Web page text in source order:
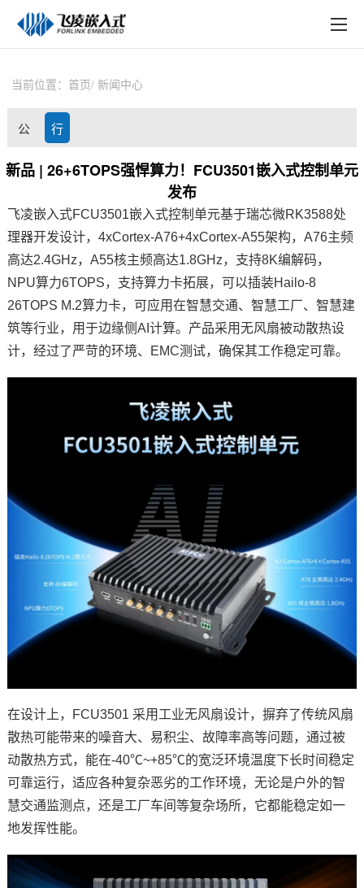
技术与支持
在线文档
方案定制
关于飞凌
天猫商城
淘宝商城
新闻中心
在线购买
当前位置： 首页 新闻中心
公
司
态
行
业
讯
新品 | 26+6TOPS强悍算力！FCU3501嵌入式控制单元
发布
飞凌嵌入式FCU3501嵌入式控制单元基于瑞芯微RK3588处
理器开发设计，4xCortex-A76+4xCortex-A55架构，A76主频
高达2.4GHz，A55核主频高达1.8GHz，支持8K编解码，
NPU算力6TOPS，支持算力卡拓展，可以插装Hailo-8
26TOPS M.2算力卡，可应用在智慧交通、智慧工厂、智慧建
筑等行业，用于边缘侧AI计算。产品采用无风扇被动散热设
计，经过了严苛的环境、
EMC测试，确保其工作稳定可靠。
在设计上，FCU3501 采用工业无风扇设计，摒弃了传统风扇
散热可能带来的噪音大、易积尘、故障率高等问题，通过被
动散热方式，能在-40℃~+85℃的宽泛环境温度下长时间稳定
可靠运行，适应各种复杂恶劣的工作环境，无论是户外的智
慧交通监测点，还是工厂车间等复杂场所，它都能稳定如一
地发挥性能。